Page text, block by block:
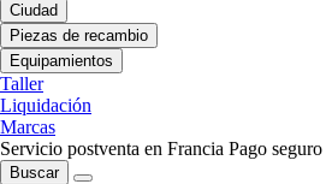
Ciudad
Piezas de recambio
Equipamientos
Taller
Liquidación
Marcas
Servicio postventa en Francia Pago seguro
Buscar